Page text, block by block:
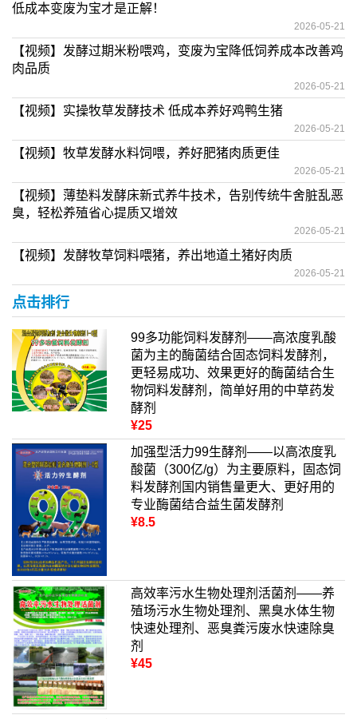
低成本变废为宝才是正解！
2026-05-21
【视频】发酵过期米粉喂鸡，变废为宝降低饲养成本改善鸡
肉品质
2026-05-21
【视频】实操牧草发酵技术 低成本养好鸡鸭生猪
2026-05-21
【视频】牧草发酵水料饲喂，养好肥猪肉质更佳
2026-05-21
【视频】薄垫料发酵床新式养牛技术，告别传统牛舍脏乱恶
臭，轻松养殖省心提质又增效
2026-05-21
【视频】发酵牧草饲料喂猪，养出地道土猪好肉质
2026-05-21
点击排行
99多功能饲料发酵剂——高浓度乳酸
菌为主的酶菌结合固态饲料发酵剂，
更轻易成功、效果更好的酶菌结合生
物饲料发酵剂，简单好用的中草药发
酵剂
¥25
加强型活力99生酵剂——以高浓度乳
酸菌（300亿/g）为主要原料，固态饲
料发酵剂国内销售量更大、更好用的
专业酶菌结合益生菌发酵剂
¥8.5
高效率污水生物处理剂活菌剂——养
殖场污水生物处理剂、黑臭水体生物
快速处理剂、恶臭粪污废水快速除臭
剂
¥45